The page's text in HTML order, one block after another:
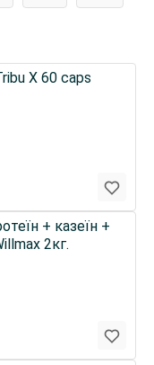
X 60 caps
+ казеїн +
2кг.